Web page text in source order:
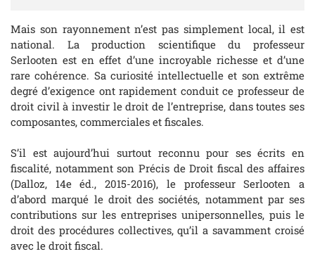
Mais son rayonnement n’est pas simplement local, il est
national. La production scientifique du professeur
Serlooten est en effet d’une incroyable richesse et d’une
rare cohérence. Sa curiosité intellectuelle et son extrême
degré d’exigence ont rapidement conduit ce professeur de
droit civil à investir le droit de l’entreprise, dans toutes ses
composantes, commerciales et fiscales.
S’il est aujourd’hui surtout reconnu pour ses écrits en
fiscalité, notamment son Précis de Droit fiscal des affaires
(Dalloz, 14e éd., 2015-2016), le professeur Serlooten a
d’abord marqué le droit des sociétés, notamment par ses
contributions sur les entreprises unipersonnelles, puis le
droit des procédures collectives, qu’il a savamment croisé
avec le droit fiscal.